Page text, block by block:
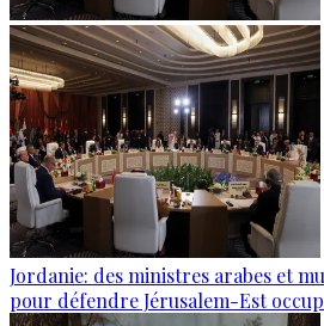
Jordanie: des ministres arabes et
pour défendre Jérusalem-Est